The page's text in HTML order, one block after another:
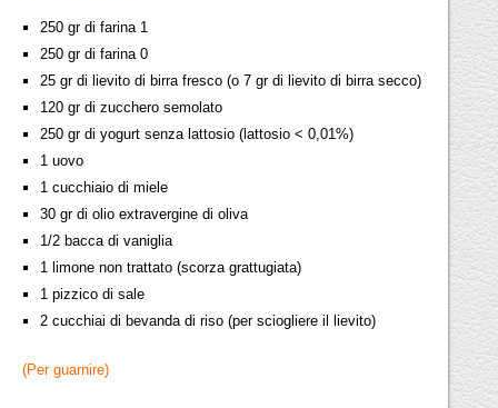
250 gr di farina 1
250 gr di farina 0
25 gr di lievito di birra fresco (o 7 gr di lievito di birra secco)
120 gr di zucchero semolato
250 gr di yogurt senza lattosio (lattosio < 0,01%)
1 uovo
1 cucchiaio di miele
30 gr di olio extravergine di oliva
1/2 bacca di vaniglia
1 limone non trattato (scorza grattugiata)
1 pizzico di sale
2 cucchiai di bevanda di riso (per sciogliere il lievito)
(Per guarnire)